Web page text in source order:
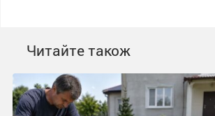
Читайте також